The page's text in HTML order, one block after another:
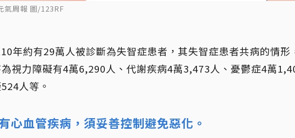
氣周報 圖/123RF
年約有29萬人被診斷為失智症患者，其失智症患者共病的情
視力障礙有4萬6,290人、代謝疾病4萬3,473人、憂鬱症4萬
人等。
心血管疾病，須妥善控制避免惡化。